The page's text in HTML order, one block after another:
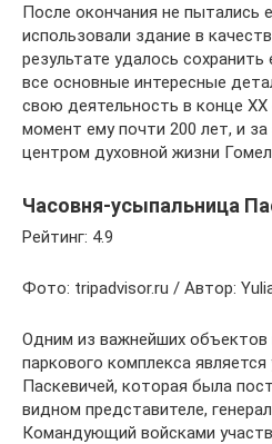
После окончания не пытались
использовали здание в
результате удалось
все основные интересные
свою деятельность в конце
момент ему почти 200 лет, и
центром духовной жизни
Часовня-усыпальница
Рейтинг: 4.9
Фото: tripadvisor.ru / Автор:
Одним из важнейших объектов
паркового комплекса
Паскевичей, которая была
видном представителе,
Командующий войсками